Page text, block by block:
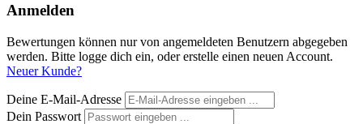
Anmelden
Bewertungen können nur von angemeldeten Benutzern abgegeben
werden. Bitte logge dich ein, oder erstelle einen neuen Account.
Neuer Kunde?
Deine E-Mail-Adresse
Dein Passwort